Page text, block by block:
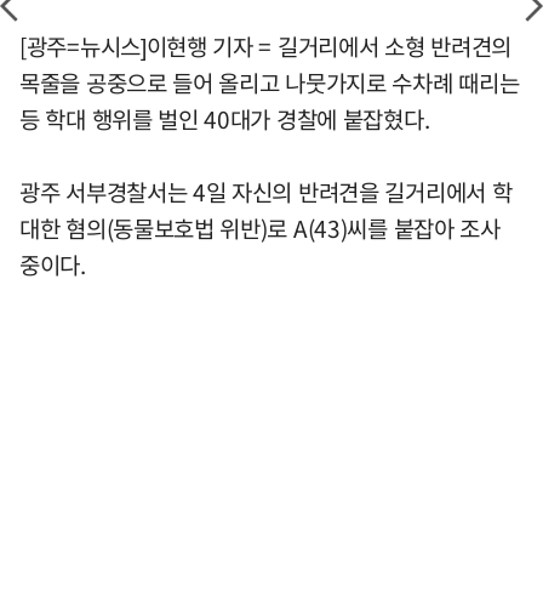
[광주=뉴시스]이현행 기자 = 길거리에서 소형 반려견의
목줄을 공중으로 들어 올리고 나뭇가지로 수차례 때리는
등 학대 행위를 벌인 40대가 경찰에 붙잡혔다.
광주 서부경찰서는 4일 자신의 반려견을 길거리에서 학
대한 혐의(동물보호법 위반)로 A(43)씨를 붙잡아 조사
중이다.